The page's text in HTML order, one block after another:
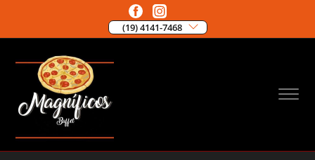
(19) 4141-7468